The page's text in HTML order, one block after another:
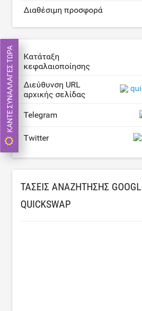
Διαθέσιμη προσφορά
Κατάταξη
κεφαλαιοποίησης
Διεύθυνση URL
αρχικής σελίδας
Telegram
Twitter
ΤΆΣΕΙΣ ΑΝΑΖΉΤΗΣΗΣ
QUICKSWAP
ΚΆΝΤΕ ΣΥΝΑΛΛΑΓΈΣ ΤΏΡΑ